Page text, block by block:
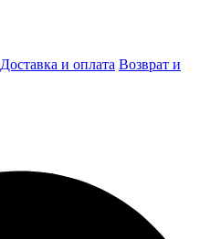
Доставка и оплата Возврат и